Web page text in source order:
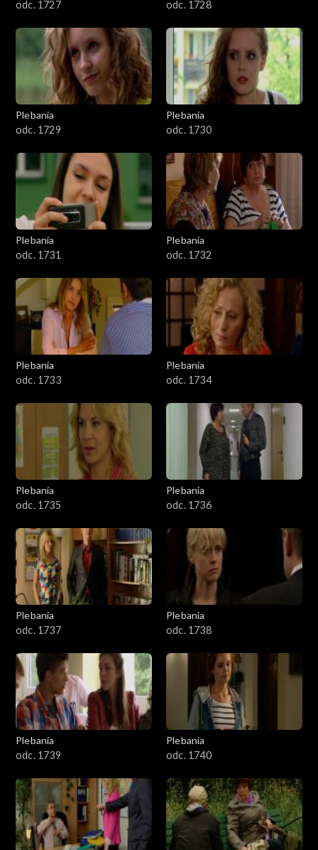
odc. 1727 odc. 1728
Plebania
odc. 1729
Plebania
odc. 1730
Plebania
odc. 1731
Plebania
odc. 1732
Plebania
odc. 1733
Plebania
odc. 1734
Plebania
odc. 1735
Plebania
odc. 1736
Plebania
odc. 1737
Plebania
odc. 1738
Plebania
odc. 1739
Plebania
odc. 1740